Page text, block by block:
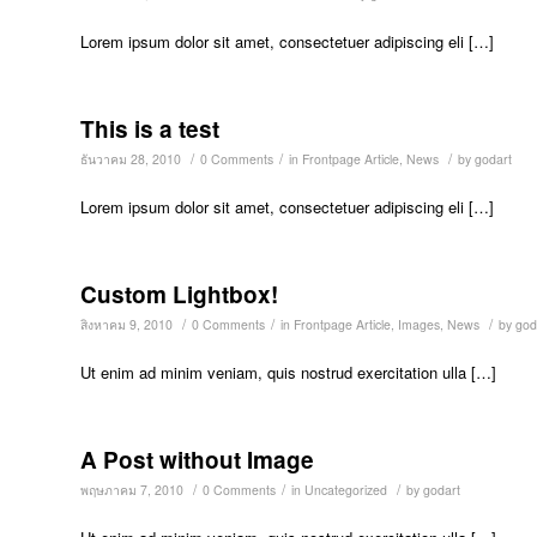
Lorem ipsum dolor sit amet, consectetuer adipiscing eli […]
This is a test
ธันวาคม 28, 2010 / 0 Comments / in Frontpage Article, News / by godart
Lorem ipsum dolor sit amet, consectetuer adipiscing eli […]
Custom Lightbox!
สิงหาคม 9, 2010 / 0 Comments / in Frontpage Article, Images, News / by
Ut enim ad minim veniam, quis nostrud exercitation ulla […]
A Post without Image
พฤษภาคม 7, 2010 / 0 Comments / in Uncategorized / by godart